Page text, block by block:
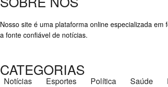
Nosso site é uma plataforma online especializada
a fonte confiável de notícias.
CATEGORIAS
Notícias Esportes Política Saúde